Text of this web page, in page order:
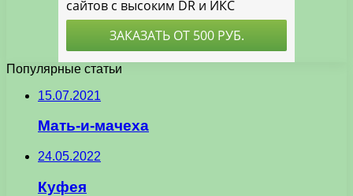
Популярные статьи
15.07.2021
Мать-и-мачеха
24.05.2022
Куфея